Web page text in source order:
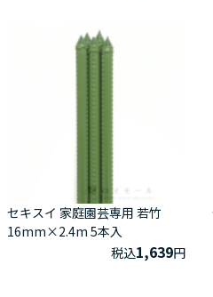
セキスイ 家庭園芸専用 若竹
16mm×2.4m 5本入
税込1,639円